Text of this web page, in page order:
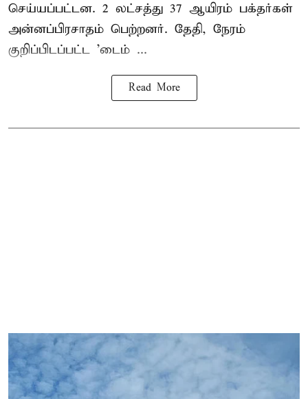
செய்யப்பட்டன. 2 லட்சத்து 37 ஆயிரம் பக்தர்கள்
அன்னப்பிரசாதம் பெற்றனர். தேதி, நேரம்
குறிப்பிடப்பட்ட 'டைம் ...
Read More